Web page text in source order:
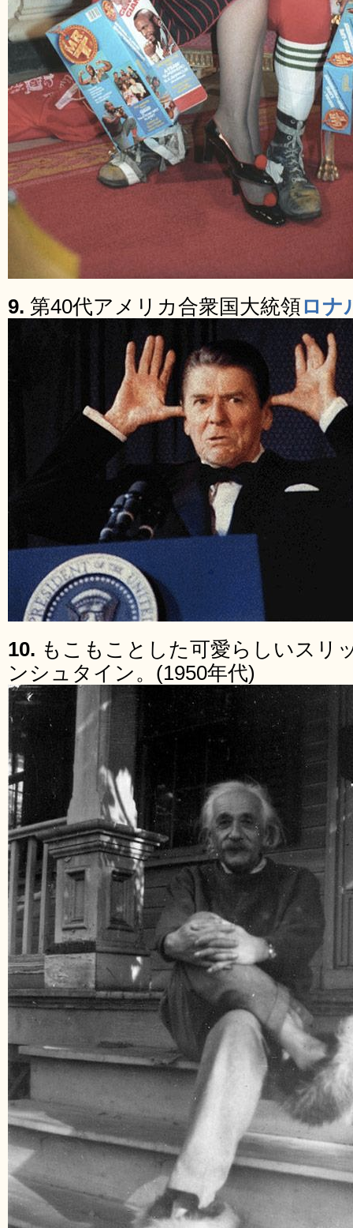
9. 第40代アメリカ合衆国大統領 ロナ
10. もこもことした可愛らしいスリ
ンシュタイン。(1950年代)